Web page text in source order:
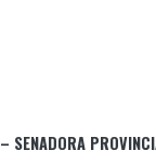
SENADORA
para inhabilitar las
penales